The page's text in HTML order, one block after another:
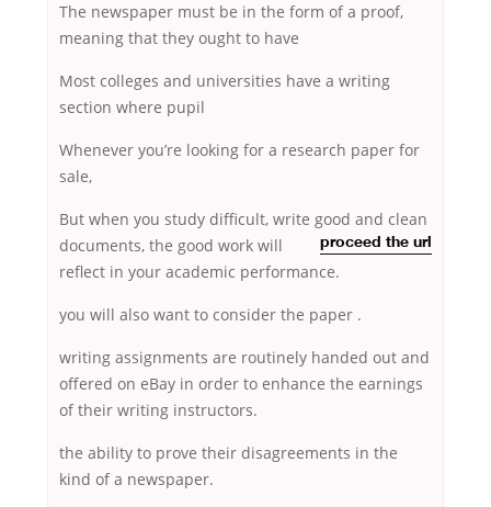
The newspaper must be in the form of a proof,
meaning that they ought to have
Most colleges and universities have a writing
section where pupil
Whenever you’re looking for a research paper for
sale,
But when you study difficult, write good and clean
proceed the url
documents, the good work will
reflect in your academic performance.
you will also want to consider the paper .
writing assignments are routinely handed out and
offered on eBay in order to enhance the earnings
of their writing instructors.
the ability to prove their disagreements in the
kind of a newspaper.